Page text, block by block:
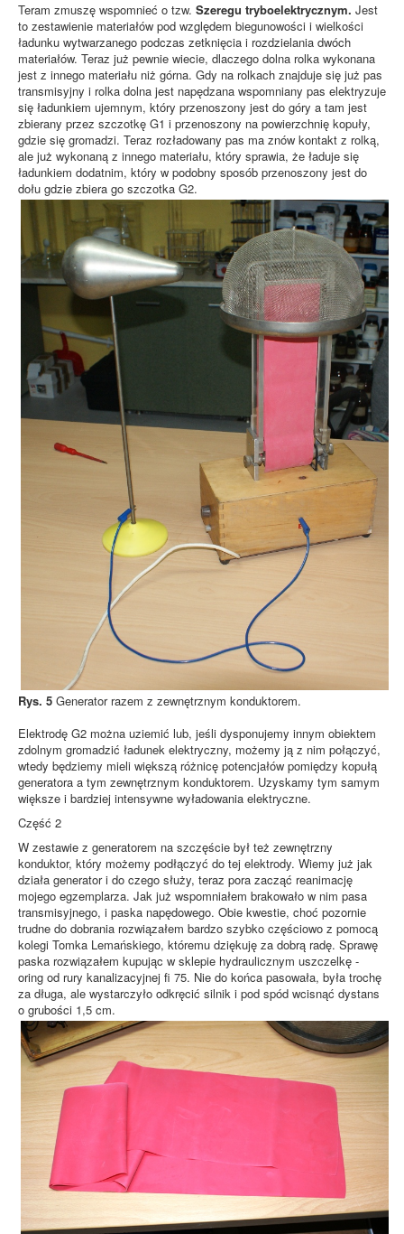
Teram zmuszę wspomnieć o tzw. Szeregu tryboelektrycznym. Jest
to zestawienie materiałów pod względem biegunowości i wielkości
ładunku wytwarzanego podczas zetknięcia i rozdzielania dwóch
materiałów. Teraz już pewnie wiecie, dlaczego dolna rolka wykonana
jest z innego materiału niż górna. Gdy na rolkach znajduje się już pas
transmisyjny i rolka dolna jest napędzana wspomniany pas elektryzuje
się ładunkiem ujemnym, który przenoszony jest do góry a tam jest
zbierany przez szczotkę G1 i przenoszony na powierzchnię kopuły,
gdzie się gromadzi. Teraz rozładowany pas ma znów kontakt z rolką,
ale już wykonaną z innego materiału, który sprawia, że ładuje się
ładunkiem dodatnim, który w podobny sposób przenoszony jest do
dołu gdzie zbiera go szczotka G2.
Rys. 5 Generator razem z zewnętrznym konduktorem.
Elektrodę G2 można uziemić lub, jeśli dysponujemy innym obiektem
zdolnym gromadzić ładunek elektryczny, możemy ją z nim połączyć,
wtedy będziemy mieli większą różnicę potencjałów pomiędzy kopułą
generatora a tym zewnętrznym konduktorem. Uzyskamy tym samym
większe i bardziej intensywne wyładowania elektryczne.
Część 2
W zestawie z generatorem na szczęście był też zewnętrzny
konduktor, który możemy podłączyć do tej elektrody. Wiemy już jak
działa generator i do czego służy, teraz pora zacząć reanimację
mojego egzemplarza. Jak już wspomniałem brakowało w nim pasa
transmisyjnego, i paska napędowego. Obie kwestie, choć pozornie
trudne do dobrania rozwiązałem bardzo szybko częściowo z pomocą
kolegi Tomka Lemańskiego, któremu dziękuję za dobrą radę. Sprawę
paska rozwiązałem kupując w sklepie hydraulicznym uszczelkę -
oring od rury kanalizacyjnej fi 75. Nie do końca pasowała, była trochę
za długa, ale wystarczyło odkręcić silnik i pod spód wcisnąć dystans
o grubości 1,5 cm.